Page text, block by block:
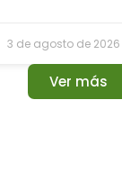
3 de agosto de 2026
Ver más